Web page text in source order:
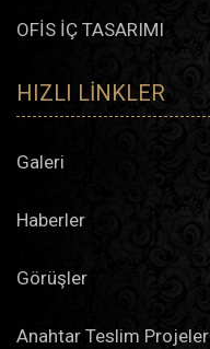
OFİS İÇ TASARIMI
HIZLI LINKLER
Galeri
Haberler
Görüşler
Anahtar Teslim Projeler